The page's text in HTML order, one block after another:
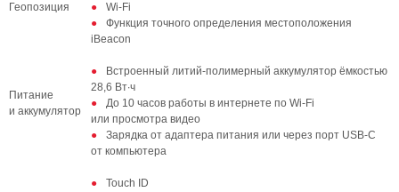
Геопозиция
Wi‑Fi
Функция точного определения местоположения
iBeacon
Питание
и аккумулятор
Встроенный литий-полимерный аккумулятор ёмкостью
28,6 Вт∙ч
До 10 часов работы в интернете по Wi‑Fi
или просмотра видео
Зарядка от адаптера питания или через порт USB‑C
от компьютера
Touch ID